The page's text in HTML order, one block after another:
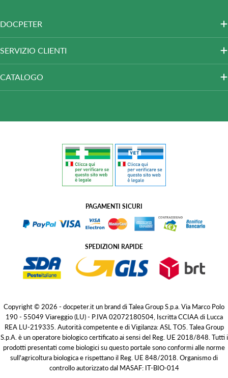
DOCPETER
SERVIZIO CLIENTI
CATALOGO
PAGAMENTI SICURI
SPEDIZIONI RAPIDE
Copyright © 2026 - docpeter.it un brand di Talea Group S.p.a. Via Marco Polo
190 - 55049 Viareggio (LU) - P.IVA 02072180504, Iscritta CCIAA di Lucca
REA LU-219335. Autorità competente e di Vigilanza: ASL TO5. Talea Group
S.p.A. è un operatore biologico certificato ai sensi del Reg. UE 2018/848. Tutti i
prodotti presentati come biologici su questo portale sono conformi alle norme
sull'agricoltura biologica e rispettano il Reg. UE 848/2018. Organismo di
controllo autorizzato dal MASAF: IT-BIO-014